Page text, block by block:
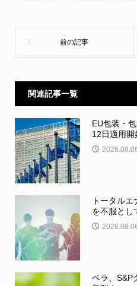
関連記事一覧
EU包装・
12日適用
トータル
を不服とし
ベラ、S&P